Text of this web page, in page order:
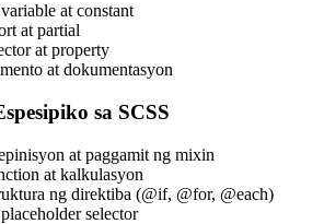
at constant
at partial
at property
at dokumentasyon
sa SCSS
at paggamit ng mixin
at kalkulasyon
ng direktiba (@if, @for, @each)
selector